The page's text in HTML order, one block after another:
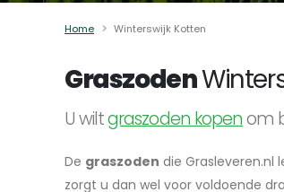
Home Winterswijk Kotten
Graszoden
U wiltgraszoden kopenom
De graszoden die Grasleveren.nl
zorgt u dan wel voor voldoende